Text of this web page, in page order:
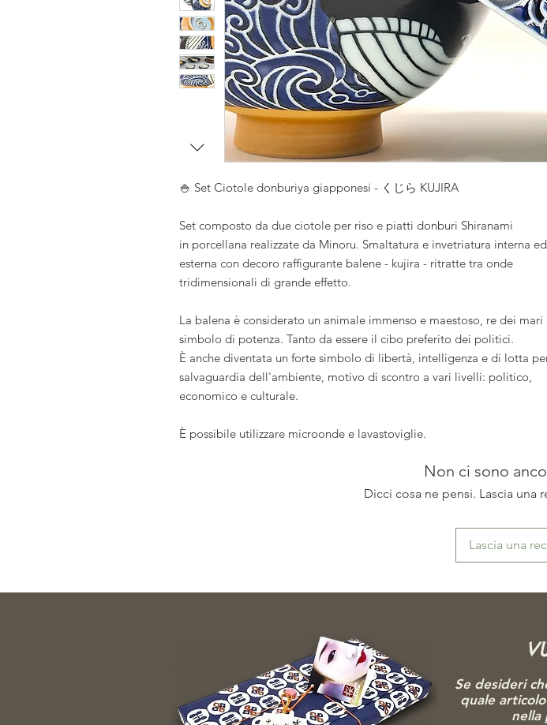
🍚 Set Ciotole donburiya giapponesi - くじら KUJIRA
Set composto da due ciotole per riso e piatti donburi Shiranami
in porcellana realizzate da Minoru. Smaltatura e invetriatura interna ed
esterna con decoro raffigurante balene - kujira - ritratte tra onde
tridimensionali di grande effetto.
La balena è considerato un animale immenso e maestoso, re dei mari
simbolo di potenza. Tanto da essere il cibo preferito dei politici.
È anche diventata un forte simbolo di libertà, intelligenza e di lotta
salvaguardia dell'ambiente, motivo di scontro a vari livelli: politico,
economico e culturale.
È possibile utilizzare microonde e lavastoviglie.
Non ci sono
Dicci cosa ne pensi. Lascia una
Lascia una
Se desideri
quale
nella